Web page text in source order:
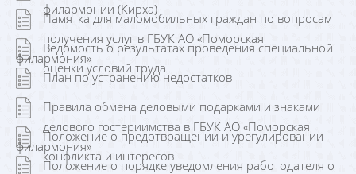
филармонии (Кирха)
Памятка для маломобильных граждан по вопросам
получения услуг в ГБУК АО «Поморская
филармония»
Ведомость о результатах проведения специальной
оценки условий труда
План по устранению недостатков
Правила обмена деловыми подарками и знаками
делового гостериимства в ГБУК АО «Поморская
филармония»
Положение о предотвращении и урегулировании
конфликта и интересов
Положение о порядке уведомления работодателя о